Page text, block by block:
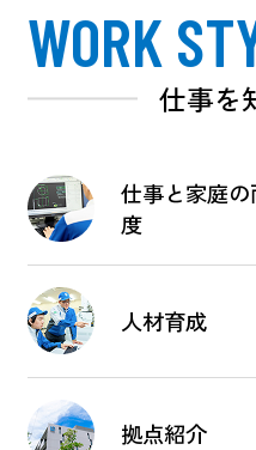
WORK
仕事を
仕事と家庭
度
人材育成
拠点紹介